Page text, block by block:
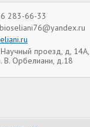
283-66-33
проезд, д, 14А,
В. Орбелиани, д.18